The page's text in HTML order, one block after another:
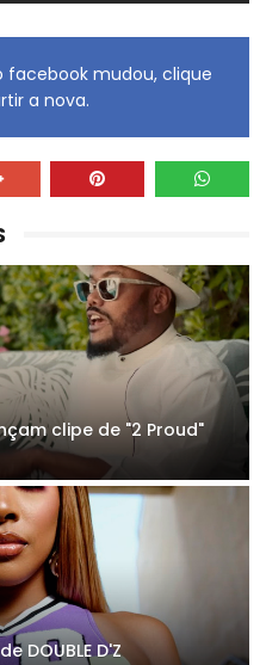
facebook mudou, clique
a nova.
clipe de "2 Proud"
DOUBLE D'Z